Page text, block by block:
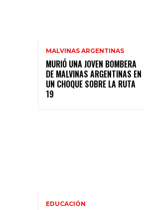
MALVINAS ARGENTINAS
MURIÓ UNA JOVEN BOMBERA
DE MALVINAS ARGENTINAS EN
UN CHOQUE SOBRE LA RUTA
19
EDUCACIÓN